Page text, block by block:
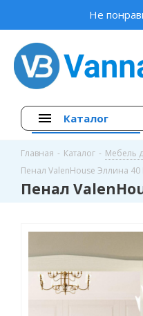
Не
Каталог
Главная - Каталог - Мебель
Пенал ValenHouse Эллина
Пенал